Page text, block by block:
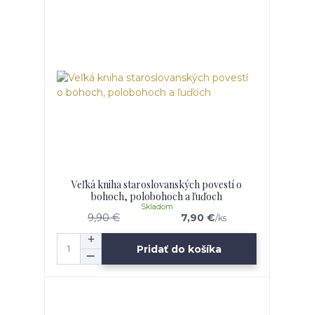
Veľká kniha staroslovanských povestí o
bohoch, polobohoch a ľuďoch
9,90 € 7,90 €/ks
Skladom
Pridať do košíka